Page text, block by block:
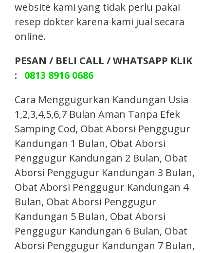
website kami yang tidak perlu pakai
resep dokter karena kami jual secara
online.
PESAN / BELI CALL / WHATSAPP KLIK
: 0813 8916 0686
Cara Menggugurkan Kandungan Usia
1,2,3,4,5,6,7 Bulan Aman Tanpa Efek
Samping Cod, Obat Aborsi Penggugur
Kandungan 1 Bulan, Obat Aborsi
Penggugur Kandungan 2 Bulan, Obat
Aborsi Penggugur Kandungan 3 Bulan,
Obat Aborsi Penggugur Kandungan 4
Bulan, Obat Aborsi Penggugur
Kandungan 5 Bulan, Obat Aborsi
Penggugur Kandungan 6 Bulan, Obat
Aborsi Penggugur Kandungan 7 Bulan,